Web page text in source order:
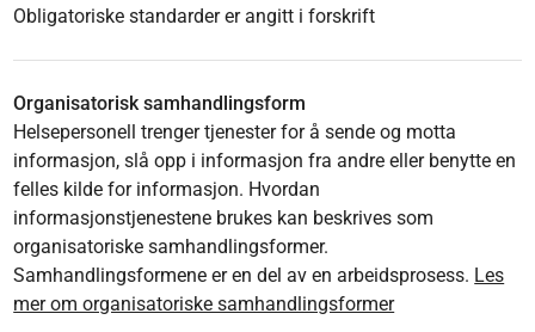
Obligatoriske standarder er angitt i forskrift
Organisatorisk samhandlingsform
Helsepersonell trenger tjenester for å sende og motta
informasjon, slå opp i informasjon fra andre eller benytte en
felles kilde for informasjon. Hvordan
informasjonstjenestene brukes kan beskrives som
organisatoriske samhandlingsformer.
Samhandlingsformene er en del av en arbeidsprosess. Les
mer om organisatoriske samhandlingsformer